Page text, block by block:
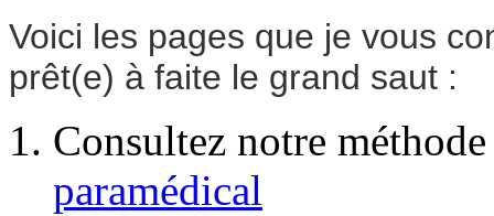
Voici les pages que je vous
prêt(e) à faite le grand saut :
Consultez notre
paramédical